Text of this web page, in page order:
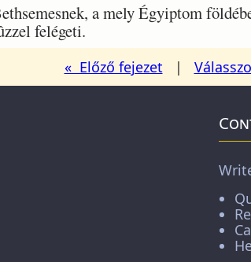
a mely Égyiptom
felégeti.
« Előző fejezet |